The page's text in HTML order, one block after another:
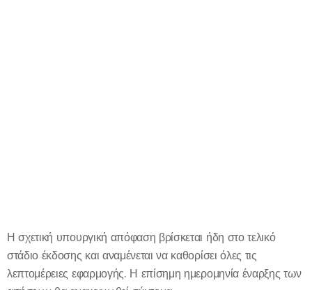
Η σχετική υπουργική απόφαση βρίσκεται ήδη στο τελικό
στάδιο έκδοσης και αναμένεται να καθορίσει όλες τις
λεπτομέρειες εφαρμογής. Η επίσημη ημερομηνία έναρξης των